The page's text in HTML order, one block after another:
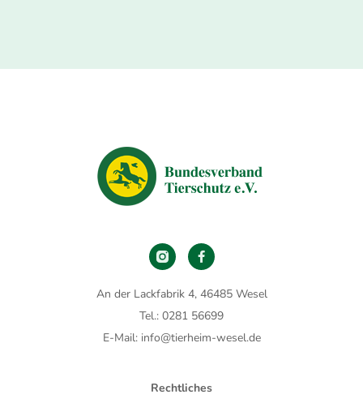
An der Lackfabrik 4, 46485 Wesel
Tel.: 0281 56699
E-Mail: info@tierheim-wesel.de
Rechtliches